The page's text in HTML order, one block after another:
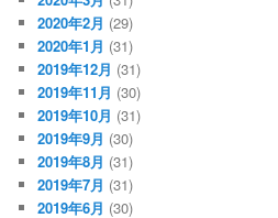
2020年2月 (29)
2020年1月 (31)
2019年12月 (31)
2019年11月 (30)
2019年10月 (31)
2019年9月 (30)
2019年8月 (31)
2019年7月 (31)
2019年6月 (30)